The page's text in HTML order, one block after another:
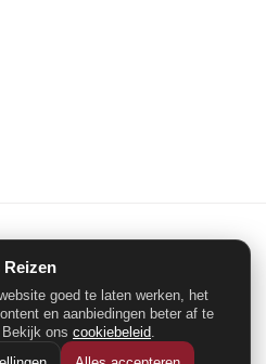
goed te laten werken, het
en aanbiedingen beter af te
ons cookiebeleid.
- ANVR Nummer: 5524